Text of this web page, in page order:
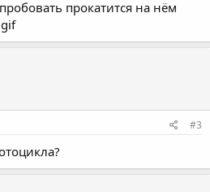
прокатится на нём
#3